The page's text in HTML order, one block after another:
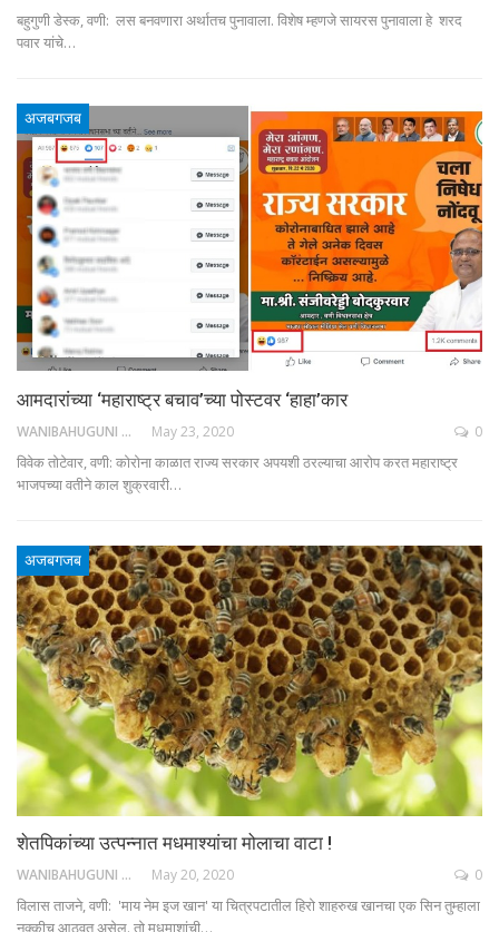
बहुगुणी डेस्क, वणी: लस बनवणारा अर्थातच पुनावाला. विशेष म्हणजे सायरस पुनावाला हे शरद
पवार यांचे…
अजबगजब
आमदारांच्या ‘महाराष्ट्र बचाव’च्या पोस्टवर ‘हाहा’कार
WANIBAHUGUNI DESK May 23, 2020 0
विवेक तोटेवार, वणी: कोरोना काळात राज्य सरकार अपयशी ठरल्याचा आरोप करत महाराष्ट्र
भाजपच्या वतीने काल शुक्रवारी…
अजबगजब
शेतपिकांच्या उत्पन्नात मधमाश्यांचा मोलाचा वाटा !
WANIBAHUGUNI DESK May 20, 2020 0
विलास ताजने, वणी: 'माय नेम इज खान' या चित्रपटातील हिरो शाहरुख खानचा एक सिन तुम्हाला
नक्कीच आठवत असेल. तो मधमाशांची…